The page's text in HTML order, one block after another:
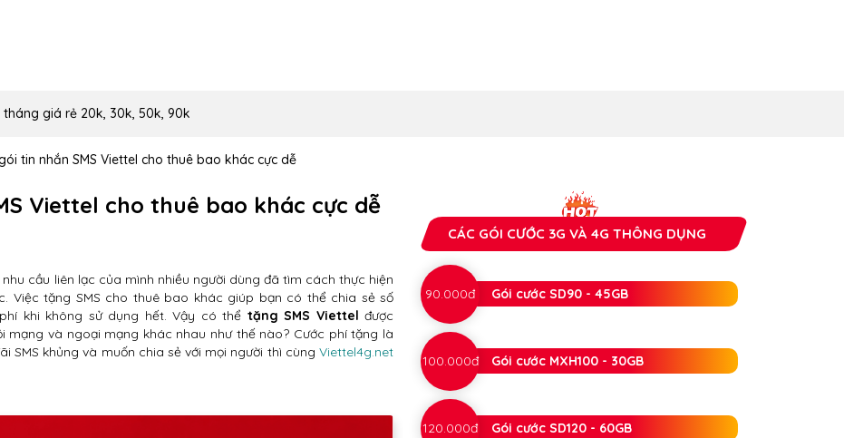
giá rẻ 20k, 30k, 50k, 90k
tin nhắn SMS Viettel cho thuê bao khác cực dễ
Viettel cho thuê bao khác cực dễ
cầu liên lạc của mình nhiều người dùng đã tìm cách thực hiện
Việc tặng SMS cho thuê bao khác giúp bạn có thể chia sẻ số
khi không sử dụng hết. Vậy có thể tặng SMS Viettel được
mạng và ngoại mạng khác nhau như thế nào? Cước phí tặng là
SMS khủng và muốn chia sẻ với mọi người thì cùng Viettel4g.net
CÁC GÓI CƯỚC 3G VÀ 4G THÔNG DỤNG
90.000đ Gói cước SD90 - 45GB
100.000đ Gói cước MXH100 - 30GB
120.000đ Gói cước SD120 - 60GB